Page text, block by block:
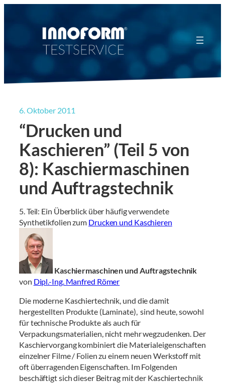
6. Oktober 2011
“Drucken und
Kaschieren” (Teil 5 von
8): Kaschiermaschinen
und Auftragstechnik
5. Teil: Ein Überblick über häufig verwendete
Synthetikfolien zum Drucken und Kaschieren
Kaschiermaschinen und Auftragstechnik
von Dipl.-Ing. Manfred Römer
Die moderne Kaschiertechnik, und die damit
hergestellten Produkte (Laminate), sind heute, sowohl
für technische Produkte als auch für
Verpackungsmaterialien, nicht mehr wegzudenken. Der
Kaschiervorgang kombiniert die Materialeigenschaften
einzelner Filme / Folien zu einem neuen Werkstoff mit
oft überragenden Eigenschaften. Im Folgenden
beschäftigt sich dieser Beitrag mit der Kaschiertechnik